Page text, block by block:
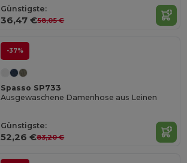
Günstigste:
36,47 €58,05 €
-37%
Spasso SP733
Ausgewaschene Damenhose aus Leinen
Günstigste:
52,26 €83,20 €